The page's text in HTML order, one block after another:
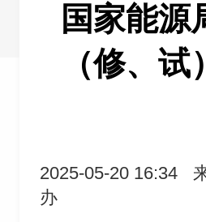
国家能源
（修、
2025-05-20 16:34
办